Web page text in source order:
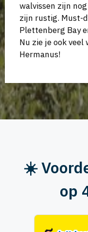
walvissen zijn
zijn rustig. Must-
Plettenberg Bay
Nu zie je ook
Hermanus!
☀️
op